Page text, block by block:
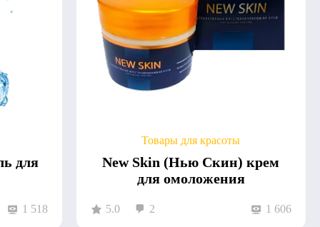
для
1 518
Товары для красоты
New Skin (Нью Скин) крем
для омоложения
5.0 2 1 606